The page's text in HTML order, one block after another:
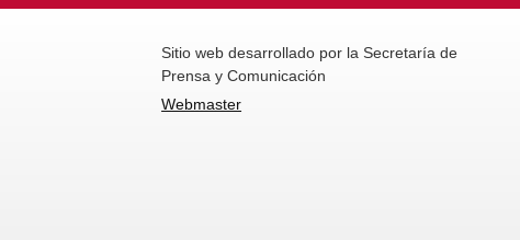
Sitio web desarrollado por la Secretaría de
Prensa y Comunicación
Webmaster